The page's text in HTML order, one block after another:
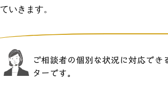
ていきます。
ご相談者の個別な状況に対応で
ターです。